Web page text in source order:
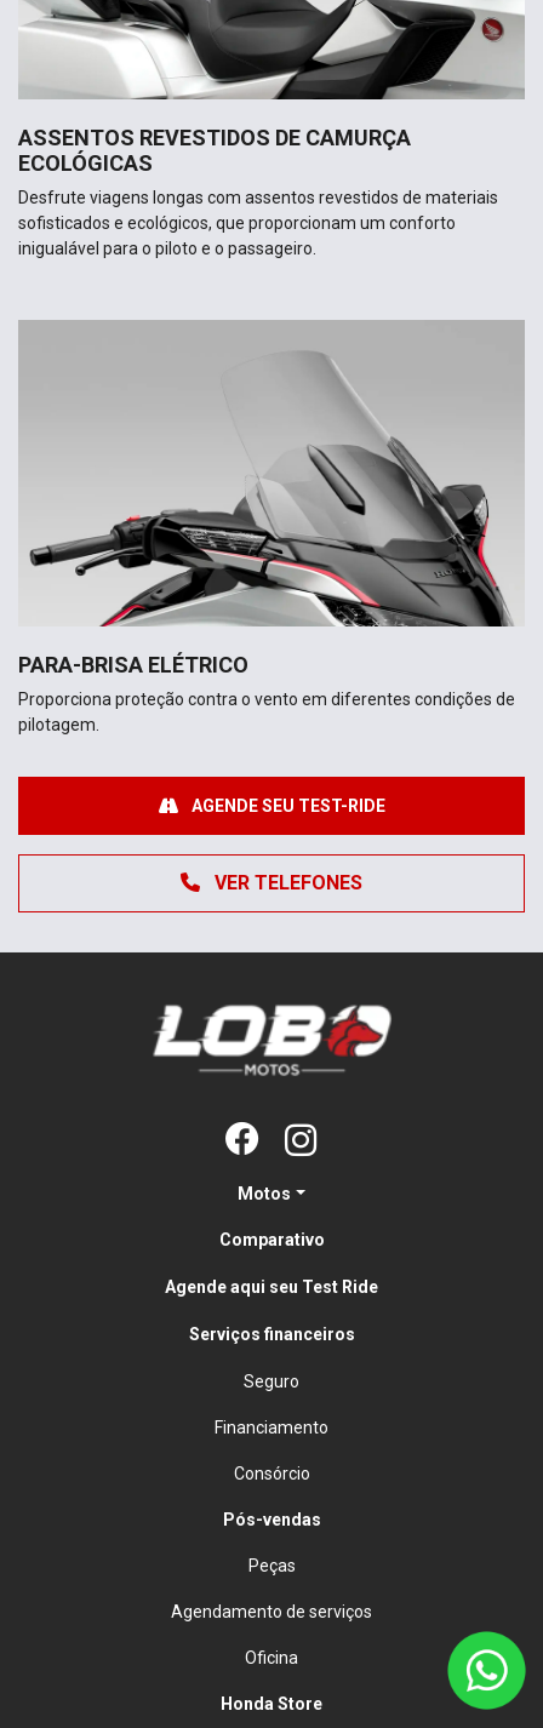
ASSENTOS REVESTIDOS DE CAMURÇA
ECOLÓGICAS
Desfrute viagens longas com assentos revestidos de materiais
sofisticados e ecológicos, que proporcionam um conforto
inigualável para o piloto e o passageiro.
PARA-BRISA ELÉTRICO
Proporciona proteção contra o vento em diferentes condições de
pilotagem.
VER TELEFONES
AGENDE SEU TEST-RIDE
Motos
Comparativo
Agende aqui seu Test Ride
Serviços financeiros
Seguro
Financiamento
Consórcio
Pós-vendas
Peças
Agendamento de serviços
Oficina
Honda Store